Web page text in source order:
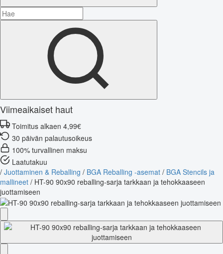
Viimeaikaiset haut
Toimitus alkaen 4,99€
30 päivän palautusoikeus
100% turvallinen maksu
Laatutakuu
/ Juottaminen & Reballing / BGA Reballing -asemat / BGA Stencils ja
mallineet / HT-90 90x90 reballing-sarja tarkkaan ja tehokkaaseen
juottamiseen